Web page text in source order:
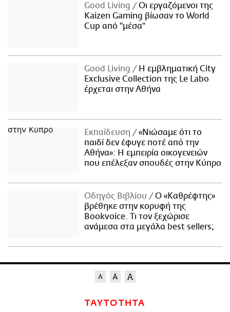
Good Living
Οι εργαζόμενοι της
Kaizen Gaming βίωσαν το World
Cup από "μέσα"
Good Living
Η εμβληματική City
Exclusive Collection της Le Labo
έρχεται στην Αθήνα
Εκπαίδευση
«Νιώσαμε ότι το
παιδί δεν έφυγε ποτέ από την
Αθήνα»: Η εμπειρία οικογενειών
που επέλεξαν σπουδές στην Κύπρο
Οδηγός Βιβλίου
Ο «Καθρέφτης»
βρέθηκε στην κορυφή της
Bookvoice. Τι τον ξεχώρισε
ανάμεσα στα μεγάλα best sellers;
ΤΑΥΤΟΤΗΤΑ